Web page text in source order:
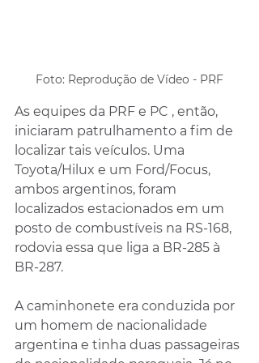
Foto: Reprodução de Vídeo - PRF
As equipes da PRF e PC , então,
iniciaram patrulhamento a fim de
localizar tais veículos. Uma
Toyota/Hilux e um Ford/Focus,
ambos argentinos, foram
localizados estacionados em um
posto de combustíveis na RS-168,
rodovia essa que liga a BR-285 à
BR-287.
A caminhonete era conduzida por
um homem de nacionalidade
argentina e tinha duas passageiras